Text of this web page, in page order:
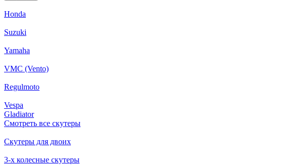
Honda
Suzuki
Yamaha
VMC (Vento)
Regulmoto
Vespa
Gladiator
Смотреть все скутеры
Скутеры для двоих
3-х колесные скутеры